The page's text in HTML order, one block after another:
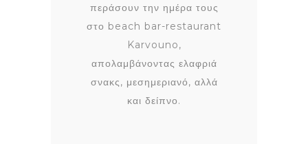
περάσουν την ημέρα τους
στο beach bar-restaurant
Karvouno,
απολαμβάνοντας ελαφριά
σνακς, μεσημεριανό, αλλά
και δείπνο.